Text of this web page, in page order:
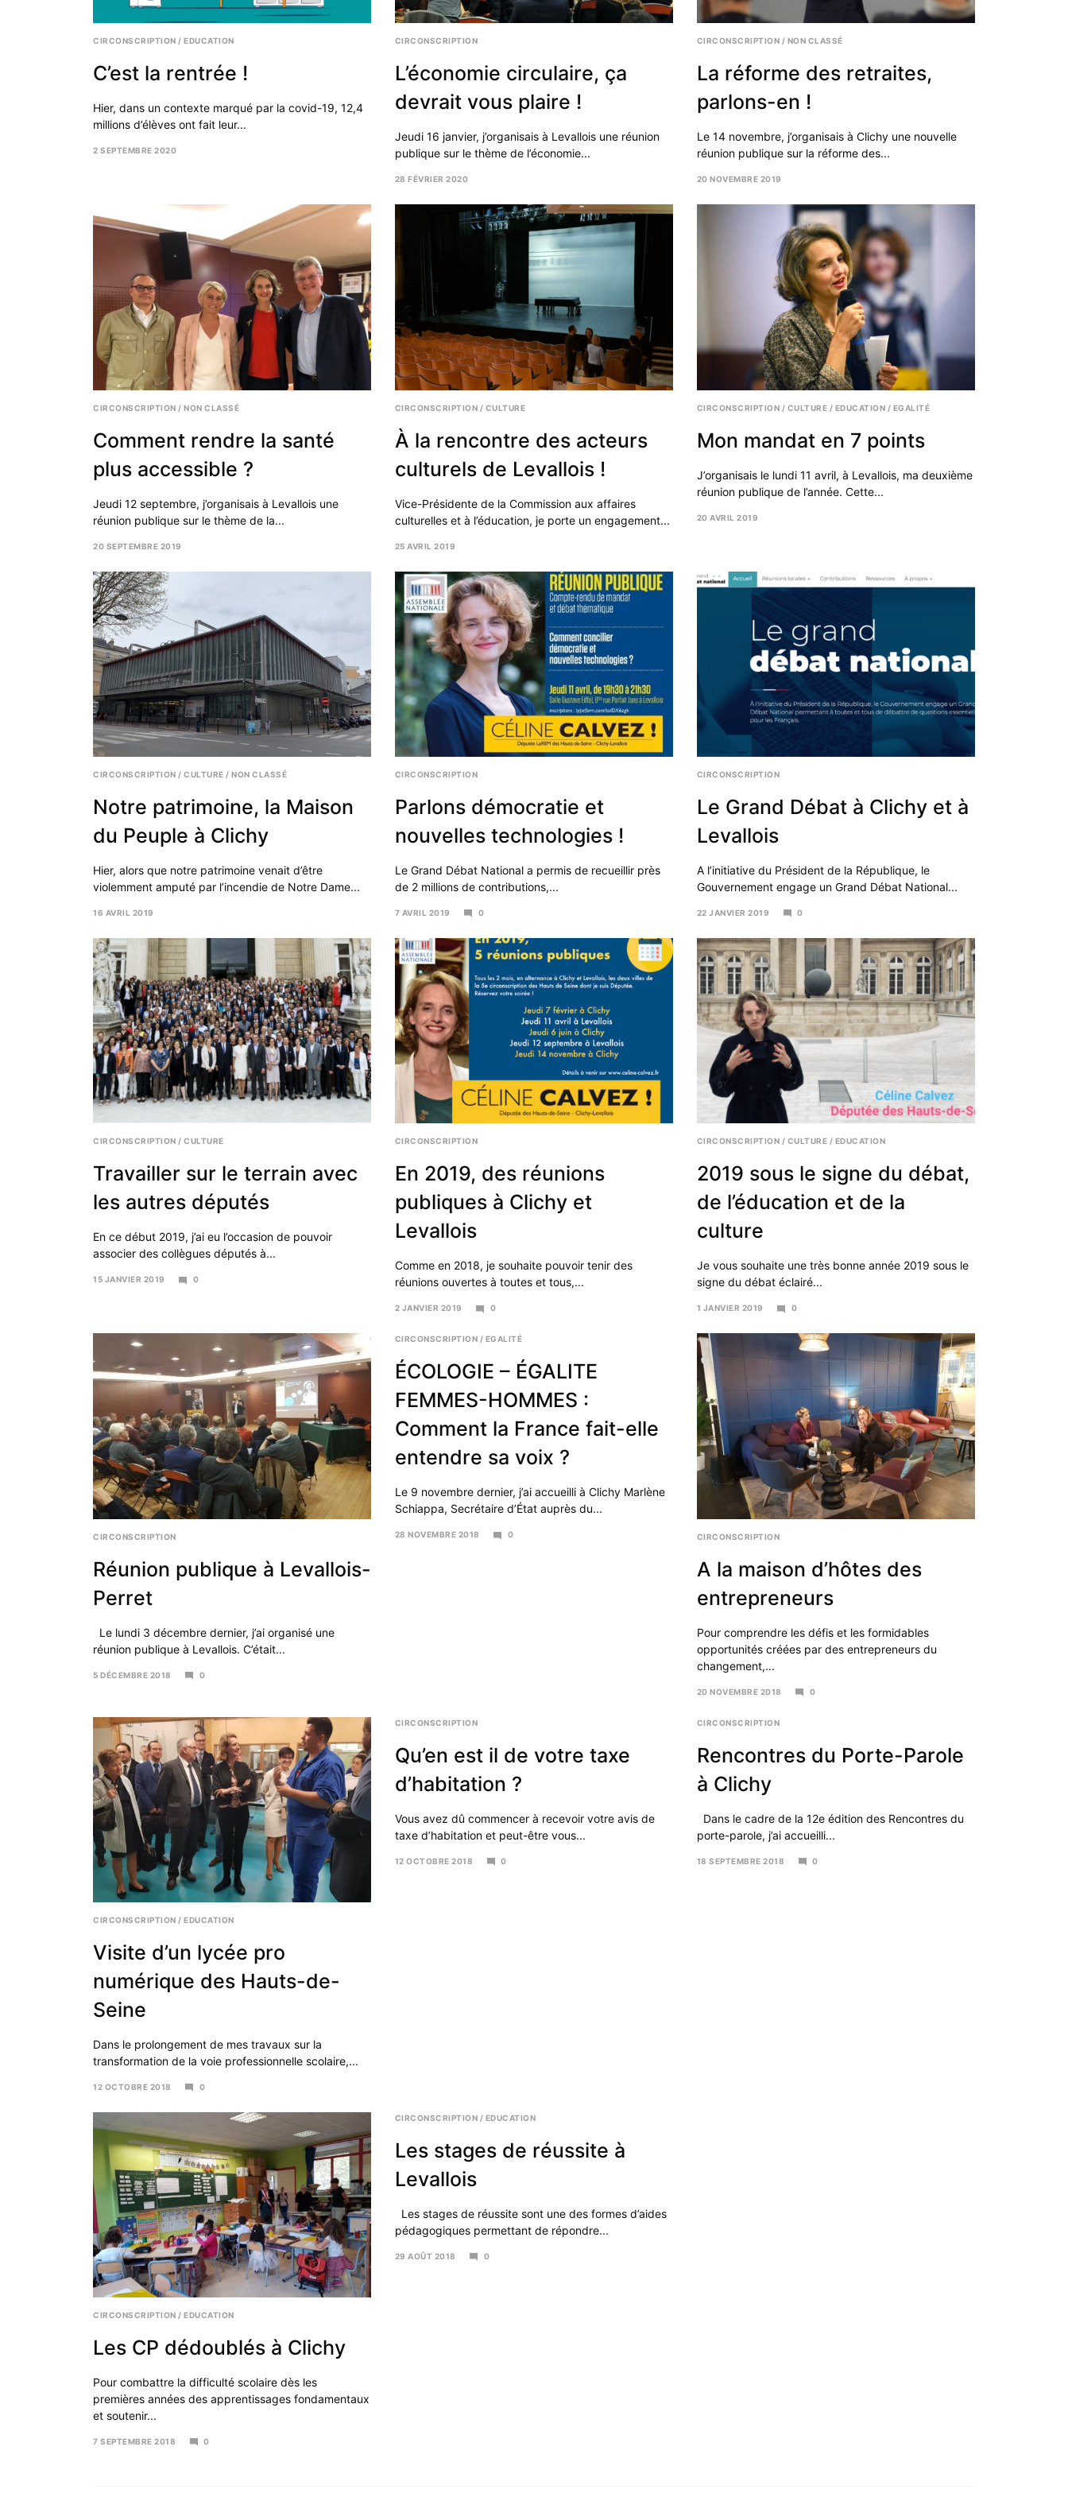
CIRCONSCRIPTION / EDUCATION
C’est la rentrée !
Hier, dans un contexte marqué par la covid-19, 12,4
millions d’élèves ont fait leur...
2 SEPTEMBRE 2020
CIRCONSCRIPTION
L’économie circulaire, ça
devrait vous plaire !
Jeudi 16 janvier, j’organisais à Levallois une réunion
publique sur le thème de l’économie...
28 FÉVRIER 2020
CIRCONSCRIPTION / NON CLASSÉ
La réforme des retraites,
parlons-en !
Le 14 novembre, j’organisais à Clichy une nouvelle
réunion publique sur la réforme des...
20 NOVEMBRE 2019
CIRCONSCRIPTION / NON CLASSÉ
Comment rendre la santé
plus accessible ?
Jeudi 12 septembre, j’organisais à Levallois une
réunion publique sur le thème de la...
20 SEPTEMBRE 2019
2019
CIRCONSCRIPTION / CULTURE
À la rencontre des acteurs
culturels de Levallois !
Vice-Présidente de la Commission aux affaires
culturelles et à l’éducation, je porte un engagement...
25 AVRIL 2019
2019
CIRCONSCRIPTION / CULTURE / EDUCATION / EGALITÉ
Mon mandat en 7 points
J’organisais le lundi 11 avril, à Levallois, ma deuxième
réunion publique de l’année. Cette...
20 AVRIL 2019
CIRCONSCRIPTION / CULTURE / NON CLASSÉ
Notre patrimoine, la Maison
du Peuple à Clichy
Hier, alors que notre patrimoine venait d’être
violemment amputé par l’incendie de Notre Dame...
16 AVRIL 2019
2019
CIRCONSCRIPTION
Parlons démocratie et
nouvelles technologies !
Le Grand Débat National a permis de recueillir près
de 2 millions de contributions,...
7 AVRIL 2019
2019
0
CIRCONSCRIPTION
Le Grand Débat à Clichy et à
Levallois
A l’initiative du Président de la République, le
Gouvernement engage un Grand Débat National...
22 JANVIER 2019
2019
0
CIRCONSCRIPTION / CULTURE
Travailler sur le terrain avec
les autres députés
En ce début 2019, j’ai eu l’occasion de pouvoir
associer des collègues députés à...
15 JANVIER 2019
0
CIRCONSCRIPTION
En 2019, des réunions
publiques à Clichy et
Levallois
Comme en 2018, je souhaite pouvoir tenir des
réunions ouvertes à toutes et tous,...
2 JANVIER 2019
2019
0
CIRCONSCRIPTION / CULTURE / EDUCATION
2019 sous le signe du débat,
de l’éducation et de la
culture
Je vous souhaite une très bonne année 2019 sous le
signe du débat éclairé...
1 JANVIER 2019
2019
0
CIRCONSCRIPTION
Réunion publique à Levallois-
Perret
Le lundi 3 décembre dernier, j’ai organisé une
réunion publique à Levallois. C’était...
5 DÉCEMBRE 2018
0
CIRCONSCRIPTION / EGALITÉ
ÉCOLOGIE – ÉGALITE
FEMMES-HOMMES :
Comment la France fait-elle
entendre sa voix ?
Le 9 novembre dernier, j’ai accueilli à Clichy Marlène
Schiappa, Secrétaire d’État auprès du...
28 NOVEMBRE 2018
0 CIRCONSCRIPTION
A la maison d’hôtes des
entrepreneurs
Pour comprendre les défis et les formidables
opportunités créées par des entrepreneurs du
changement,...
20 NOVEMBRE 2018
2018
0
CIRCONSCRIPTION / EDUCATION
Visite d’un lycée pro
numérique des Hauts-de-
Seine
Dans le prolongement de mes travaux sur la
transformation de la voie professionnelle scolaire,...
12 OCTOBRE 2018
0
CIRCONSCRIPTION
Qu’en est il de votre taxe
d’habitation ?
Vous avez dû commencer à recevoir votre avis de
taxe d’habitation et peut-être vous...
12 OCTOBRE 2018
0
CIRCONSCRIPTION
Rencontres du Porte-Parole
à Clichy
Dans le cadre de la 12e édition des Rencontres du
porte-parole, j’ai accueilli...
18 SEPTEMBRE 2018
0
CIRCONSCRIPTION / EDUCATION
Les CP dédoublés à Clichy
Pour combattre la difficulté scolaire dès les
premières années des apprentissages fondamentaux
et soutenir...
7 SEPTEMBRE 2018
0
CIRCONSCRIPTION / EDUCATION
Les stages de réussite à
Levallois
Les stages de réussite sont une des formes d’aides
pédagogiques permettant de répondre...
29 AOÛT 2018
0